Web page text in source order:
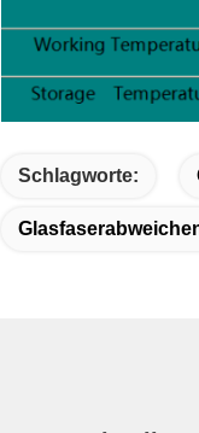
Schlagworte: